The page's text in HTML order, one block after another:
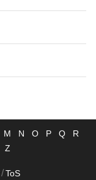
M N O P Q
R
Z
/ ToS